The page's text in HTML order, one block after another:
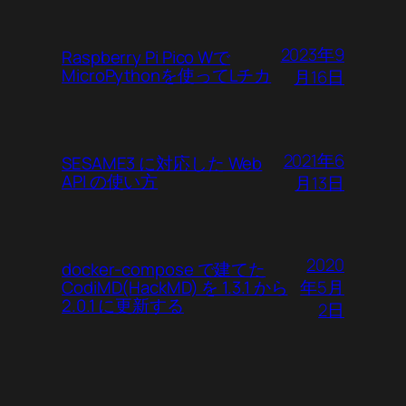
Raspberry Pi Pico Wで
MicroPythonを使ってLチカ
2023年9
月16日
SESAME3 に対応した Web
API の使い方
2021年6
月13日
docker-compose で建てた
CodiMD(HackMD) を 1.3.1 から
2.0.1 に更新する
2020
年5月
2日